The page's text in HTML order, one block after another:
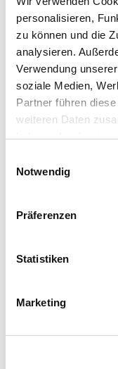
personalisieren,
zu können und die
analysieren.
Verwendung
soziale Medien,
Partner führen
weiteren Daten
haben oder die sie
Notwendig
Präferenzen
Statistiken
Marketing
-38%
« grandes » 11 mm